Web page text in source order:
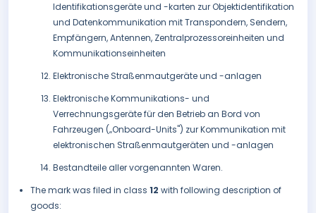
Identifikationsgeräte und -karten zur Objektidentifikation
und Datenkommunikation mit Transpondern, Sendern,
Empfängern, Antennen, Zentralprozessoreinheiten und
Kommunikationseinheiten
Elektronische Straßenmautgeräte und -anlagen
Elektronische Kommunikations- und
Verrechnungsgeräte für den Betrieb an Bord von
Fahrzeugen („Onboard-Units") zur Kommunikation mit
elektronischen Straßenmautgeräten und -anlagen
Bestandteile aller vorgenannten Waren.
The mark was filed in class 12 with following description of
goods: